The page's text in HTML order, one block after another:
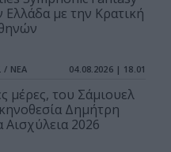
Ελλάδα με την Κρατική
/ ΝΕΑ 04.08.2026 | 18.01
μέρες, του Σάμιουελ
Δημήτρη
2026